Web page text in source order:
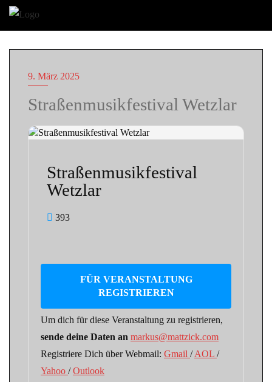
Skip
9. März 2025
Straßenmusikfestival Wetzlar
Straßenmusikfestival
Wetzlar
393
FÜR VERANSTALTUNG
REGISTRIEREN
Um dich für diese Veranstaltung zu registrieren,
sende deine Daten an markus@mattzick.com
Registriere Dich über Webmail: Gmail /AOL /
Yahoo /Outlook